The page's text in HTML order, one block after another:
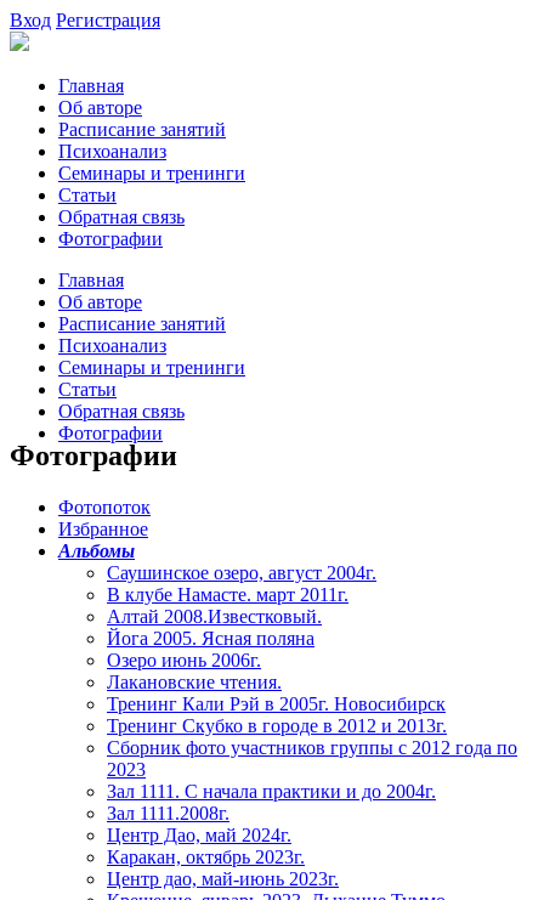
Вход Регистрация
Главная
Об авторе
Расписание занятий
Психоанализ
Семинары и тренинги
Статьи
Обратная связь
Фотографии
Главная
Об авторе
Расписание занятий
Психоанализ
Семинары и тренинги
Статьи
Обратная связь
Фотографии
Фотографии
Фотопоток
Избранное
Альбомы
Саушинское озеро, август 2004г.
В клубе Намасте. март 2011г.
Алтай 2008.Известковый.
Йога 2005. Ясная поляна
Озеро июнь 2006г.
Лакановские чтения.
Тренинг Кали Рэй в 2005г. Новосибирск
Тренинг Скубко в городе в 2012 и 2013г.
Сборник фото участников группы с 2012 года по
2023
Зал 1111. С начала практики и до 2004г.
Зал 1111.2008г.
Центр Дао, май 2024г.
Каракан, октябрь 2023г.
Центр дао, май-июнь 2023г.